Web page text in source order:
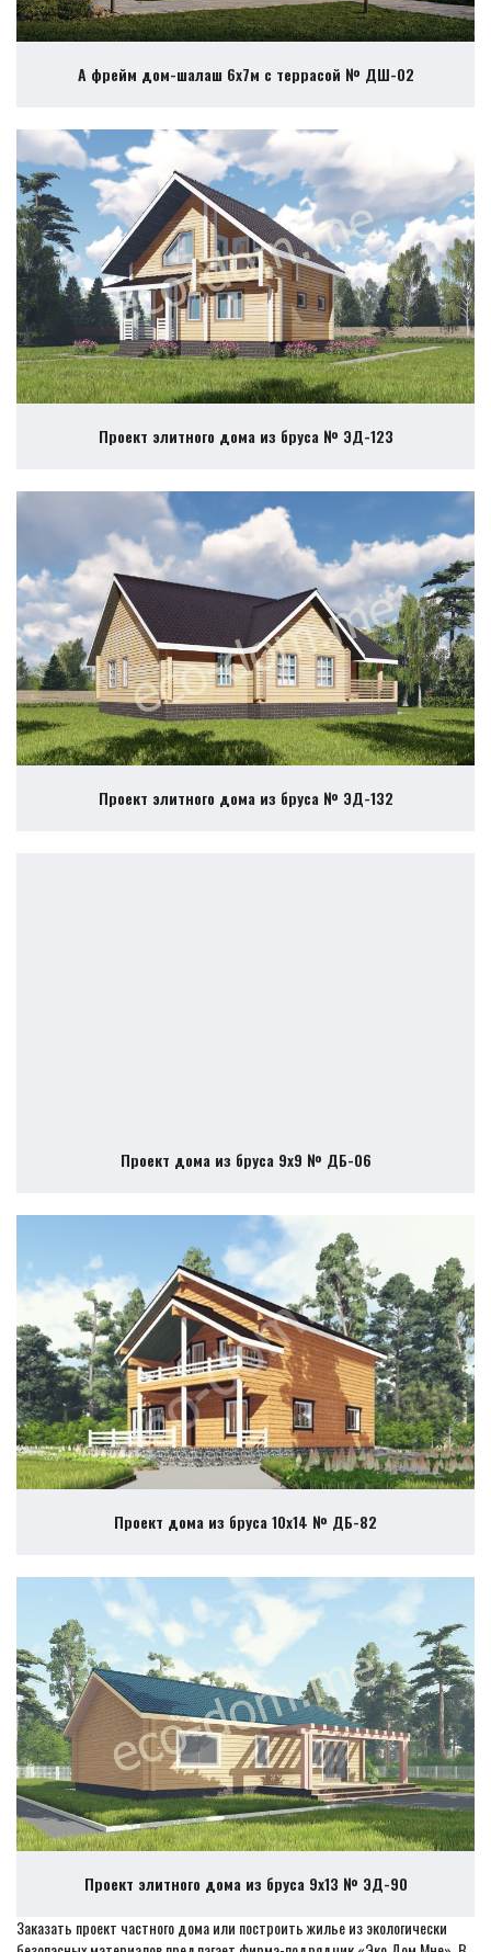
А фрейм дом-шалаш 6х7м с террасой № ДШ-02
Проект элитного дома из бруса № ЭД-123
Проект элитного дома из бруса № ЭД-132
Проект дома из бруса 9х9 № ДБ-06
Проект дома из бруса 10х14 № ДБ-82
Проект элитного дома из бруса 9х13 № ЭД-90
Заказать проект частного дома или построить жилье из экологически